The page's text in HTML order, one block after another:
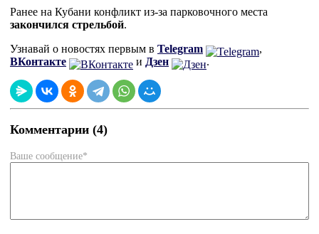
Ранее на Кубани конфликт из-за парковочного места
закончился стрельбой.
Узнавай о новостях первым в Telegram
,
ВКонтакте
и Дзен .
Комментарии (4)
Ваше сообщение*